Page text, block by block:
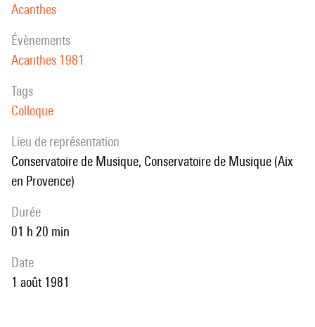
Acanthes
évènements
Acanthes 1981
Tags
Colloque
Lieu de représentation
Conservatoire de Musique, Conservatoire de Musique (Aix
en Provence)
durée
01 h 20 min
date
1 août 1981